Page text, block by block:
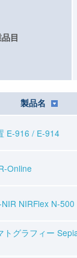
目
製品名
E-916 / E-914
Online
NIR NIRFlex N-
トグラフィー